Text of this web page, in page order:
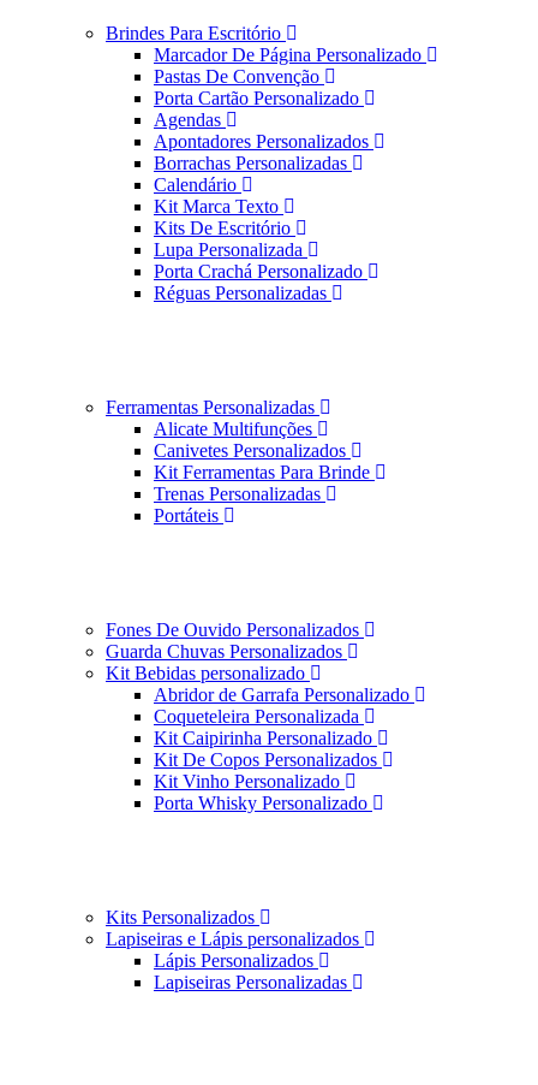
Brindes Para Escritório
Marcador De Página Personalizado
Pastas De Convenção
Porta Cartão Personalizado
Agendas
Apontadores Personalizados
Borrachas Personalizadas
Calendário
Kit Marca Texto
Kits De Escritório
Lupa Personalizada
Porta Crachá Personalizado
Réguas Personalizadas
Ferramentas Personalizadas
Alicate Multifunções
Canivetes Personalizados
Kit Ferramentas Para Brinde
Trenas Personalizadas
Portáteis
Fones De Ouvido Personalizados
Guarda Chuvas Personalizados
Kit Bebidas personalizado
Abridor de Garrafa Personalizado
Coqueteleira Personalizada
Kit Caipirinha Personalizado
Kit De Copos Personalizados
Kit Vinho Personalizado
Porta Whisky Personalizado
Kits Personalizados
Lapiseiras e Lápis personalizados
Lápis Personalizados
Lapiseiras Personalizadas